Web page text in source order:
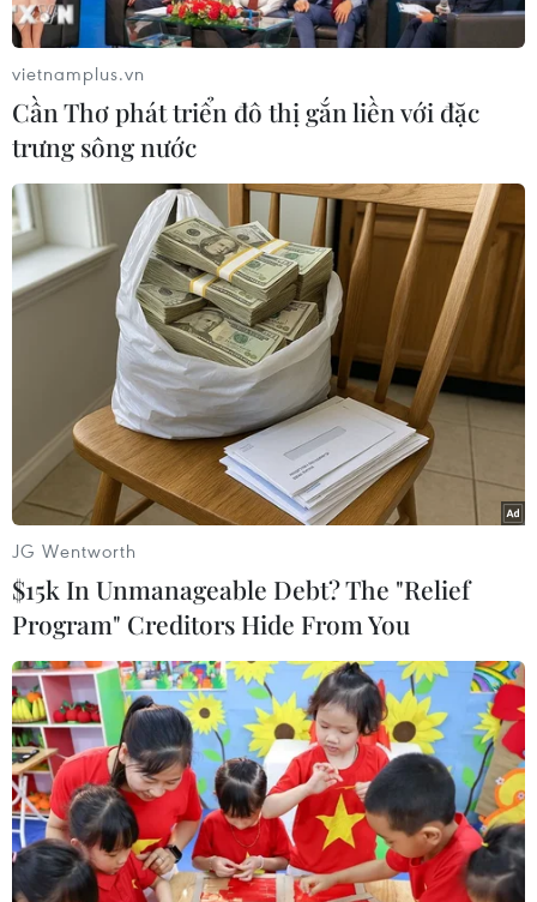
Facebook sẽ phát hành tiền điện tử
GlobalCoin vào năm 2020
24/05/2019 14:43
Facebook đã làm việc với Thống đốc Ngân hàng trung
ương Anh Mark Carney và giới chức Bộ Tài chính Mỹ,
dự kiến sẽ công bố kế hoạch ra mắt tiền điện tử
GlobalCoin vào mùa Hè này.
vietnamplus.vn
Cần Thơ phát triển đô thị gắn liền với đặc
trưng sông nước
JG Wentworth
$15k In Unmanageable Debt? The "Relief
Program" Creditors Hide From You